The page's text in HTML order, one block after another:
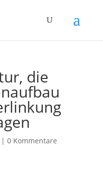
die
| 0 Kommentare